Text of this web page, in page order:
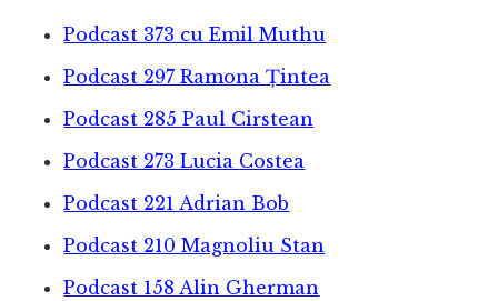
Podcast 373 cu Emil Muthu
Podcast 297 Ramona Țintea
Podcast 285 Paul Cirstean
Podcast 273 Lucia Costea
Podcast 221 Adrian Bob
Podcast 210 Magnoliu Stan
Podcast 158 Alin Gherman